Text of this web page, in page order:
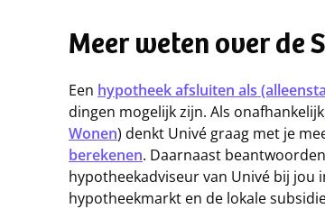
Meer weten over de
Een hypotheek afsluiten als
dingen mogelijk zijn. Als onafhankelijk
Wonen) denkt Univé graag met je
berekenen. Daarnaast
hypotheekadviseur van Univé bij jou
hypotheekmarkt en de lokale